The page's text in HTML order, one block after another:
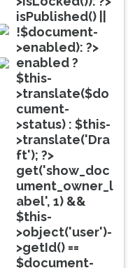
doc
doc
isPublished() ||
!$document-
>enabled): ?>
enabled ?
$this-
>translate($do
cument-
>status) : $this-
>translate('Dra
ft'); ?>
get('show_doc
ument_owner_l
abel', 1) &&
$this-
>object('user')-
>getId() ==
$document-